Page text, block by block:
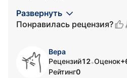
Развернуть
Понравилась рецензия?
Вера
Рецензий12•Оценок
Рейтинг0